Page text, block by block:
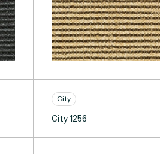
City
City 1256